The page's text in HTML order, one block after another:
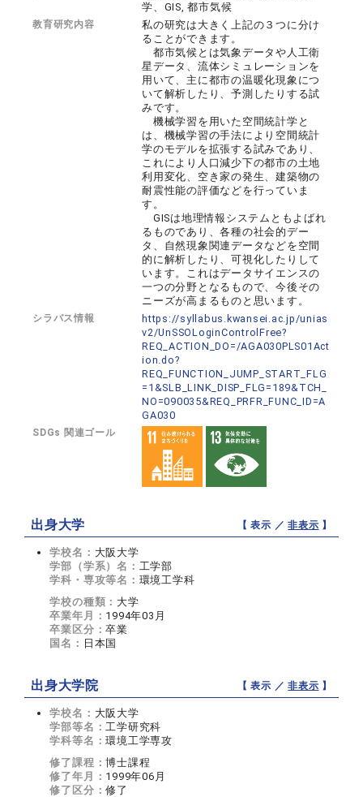
学、GIS, 都市気候
教育研究内容
私の研究は大きく上記の３つに分け
ることができます。
都市気候とは気象データや人工衛
星データ、流体シミュレーションを
用いて、主に都市の温暖化現象につ
いて解析したり、予測したりする試
みです。
機械学習を用いた空間統計学と
は、機械学習の手法により空間統計
学のモデルを拡張する試みであり、
これにより人口減少下の都市の土地
利用変化、空き家の発生、建築物の
耐震性能の評価などを行っていま
す。
GISは地理情報システムともよばれ
るものであり、各種の社会的デー
タ、自然現象関連データなどを空間
的に解析したり、可視化したりして
います。これはデータサイエンスの
一つの分野となるもので、今後その
ニーズが高まるものと思います。
シラバス情報
https://syllabus.kwansei.ac.jp/unias
v2/UnSSOLoginControlFree?
REQ_ACTION_DO=/AGA030PLS01Act
ion.do?
REQ_FUNCTION_JUMP_START_FLG
=1&SLB_LINK_DISP_FLG=189&TCH_
NO=090035&REQ_PRFR_FUNC_ID=A
GA030
SDGs 関連ゴール
出身大学 【 表示 ／非表示 】
学校名： 大阪大学
学部（学系）名： 工学部
学科・専攻等名： 環境工学科
学校の種類： 大学
卒業年月： 1994年03月
卒業区分：卒業
国名： 日本国
出身大学院 【 表示 ／非表示 】
学校名： 大阪大学
学部等名：工学研究科
学科等名：環境工学専攻
修了課程：博士課程
修了年月： 1999年06月
修了区分：修了